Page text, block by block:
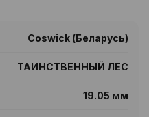
Coswick (Беларусь)
ТАИНСТВЕННЫЙ ЛЕС
19.05 мм